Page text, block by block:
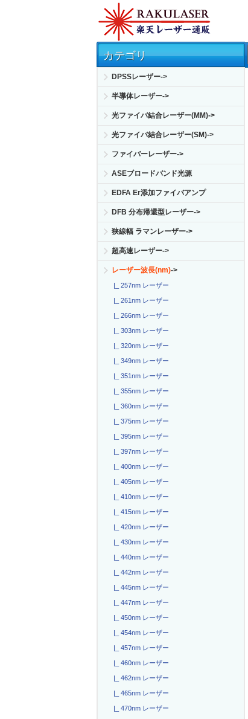
カテゴリ
DPSSレーザー->
半導体レーザー->
光ファイバ結合レーザー(MM)->
光ファイバ結合レーザー(SM)->
ファイバーレーザー->
ASEブロードバンド光源
EDFA Er添加ファイバアンプ
DFB 分布帰還型レーザー->
狭線幅 ラマンレーザー->
超高速レーザー->
レーザー波長(nm)->
|_ 257nm レーザー
|_ 261nm レーザー
|_ 266nm レーザー
|_ 303nm レーザー
|_ 320nm レーザー
|_ 349nm レーザー
|_ 351nm レーザー
|_ 355nm レーザー
|_ 360nm レーザー
|_ 375nm レーザー
|_ 395nm レーザー
|_ 397nm レーザー
|_ 400nm レーザー
|_ 405nm レーザー
|_ 410nm レーザー
|_ 415nm レーザー
|_ 420nm レーザー
|_ 430nm レーザー
|_ 440nm レーザー
|_ 442nm レーザー
|_ 445nm レーザー
|_ 447nm レーザー
|_ 450nm レーザー
|_ 454nm レーザー
|_ 457nm レーザー
|_ 460nm レーザー
|_ 462nm レーザー
|_ 465nm レーザー
|_ 470nm レーザー